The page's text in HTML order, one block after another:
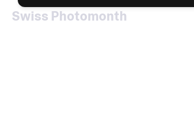
Swiss Photomonth